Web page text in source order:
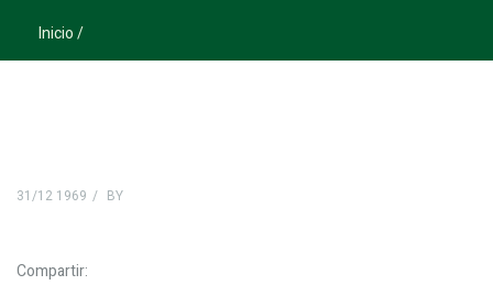
Inicio
31/12 1969 BY
Compartir: